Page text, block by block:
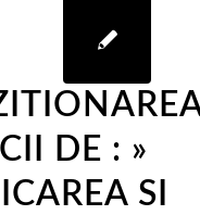
DE : »
SI